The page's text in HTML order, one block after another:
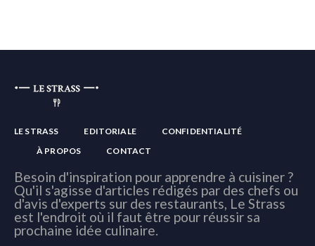
LE STRASS EDITORIALE
CONFIDENTIALITÉ
À PROPOS
CONTACT
Besoin d'inspiration pour apprendre à cuisiner ?
Qu'il s'agisse d'articles rédigés par des chefs ou
d'avis d'experts sur des restaurants, Le Strass
est l'endroit où il faut être pour réussir sa
prochaine idée culinaire.